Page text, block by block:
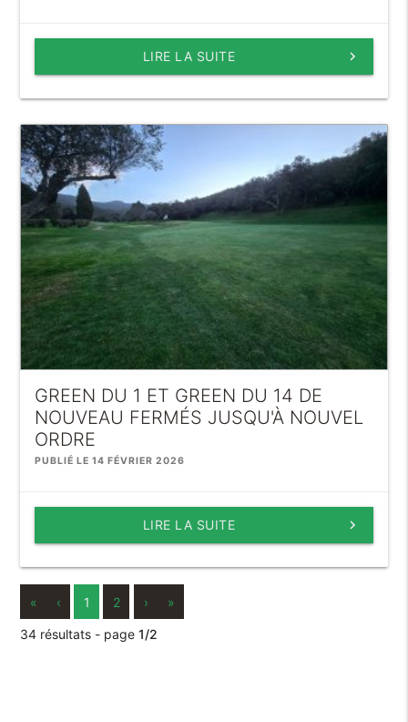
keyboard_arrow_right
LIRE LA SUITE
GREEN DU 1 ET GREEN DU 14 DE
NOUVEAU FERMÉS JUSQU'À NOUVEL
ORDRE
PUBLIÉ LE 14 FÉVRIER 2026
keyboard_arrow_right
LIRE LA SUITE
« ‹ 1 2 › »
34 résultats - page1/2